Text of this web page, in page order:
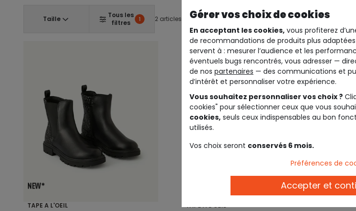
Taille
Tous les
filtres
1 2 articles
TAPE A L'OEIL TAPE A L'OEIL
Gérer vos choix de cookies
En acceptant les cookies, vous profiterez
de recommandations de produits plus adaptées
servent à : mesurer l’audience et les
éventuels bugs rencontrés, vous adresser —
de nos partenaires — des communications et
d’intérêt et personnaliser votre expérience.
Vous souhaitez personnaliser vos choix ?
cookies" pour sélectionner ceux que vous
cookies, seuls ceux indispensables au bon
utilisés.
Vos choix seront conservés 6 mois.
Préférences de
Accepter et